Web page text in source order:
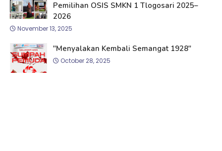
Pemilihan OSIS SMKN 1 Tlogosari 2025–
2026
November 13, 2025
"Menyalakan Kembali Semangat 1928"
October 28, 2025